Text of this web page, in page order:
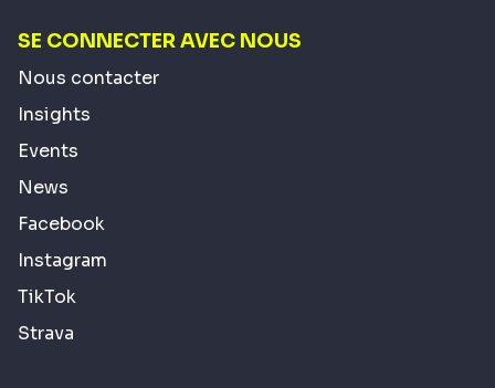
SE CONNECTER AVEC NOUS
Nous contacter
Insights
Events
News
Facebook
Instagram
TikTok
Strava